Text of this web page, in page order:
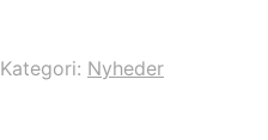
Kategori: Nyheder